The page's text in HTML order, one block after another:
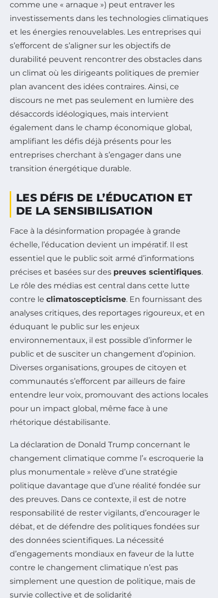
comme une « arnaque ») peut entraver les
investissements dans les technologies climatiques
et les énergies renouvelables. Les entreprises qui
s’efforcent de s’aligner sur les objectifs de
durabilité peuvent rencontrer des obstacles dans
un climat où les dirigeants politiques de premier
plan avancent des idées contraires. Ainsi, ce
discours ne met pas seulement en lumière des
désaccords idéologiques, mais intervient
également dans le champ économique global,
amplifiant les défis déjà présents pour les
entreprises cherchant à s’engager dans une
transition énergétique durable.
LES DÉFIS DE L’ÉDUCATION ET
DE LA SENSIBILISATION
Face à la désinformation propagée à grande
échelle, l’éducation devient un impératif. Il est
essentiel que le public soit armé d’informations
précises et basées sur des preuves scientifiques.
Le rôle des médias est central dans cette lutte
contre le climatoscepticisme. En fournissant des
analyses critiques, des reportages rigoureux, et en
éduquant le public sur les enjeux
environnementaux, il est possible d’informer le
public et de susciter un changement d’opinion.
Diverses organisations, groupes de citoyen et
communautés s’efforcent par ailleurs de faire
entendre leur voix, promouvant des actions locales
pour un impact global, même face à une
rhétorique déstabilisante.
La déclaration de Donald Trump concernant le
changement climatique comme l’« escroquerie la
plus monumentale » relève d’une stratégie
politique davantage que d’une réalité fondée sur
des preuves. Dans ce contexte, il est de notre
responsabilité de rester vigilants, d’encourager le
débat, et de défendre des politiques fondées sur
des données scientifiques. La nécessité
d’engagements mondiaux en faveur de la lutte
contre le changement climatique n’est pas
simplement une question de politique, mais de
survie collective et de solidarité